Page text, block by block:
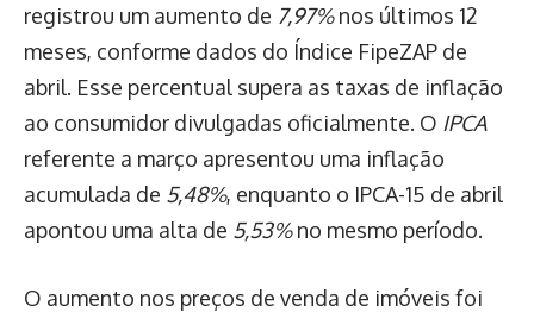
registrou um aumento de 7,97%nos últimos 12
meses, conforme dados do Índice FipeZAP de
abril. Esse percentual supera as taxas de inflação
ao consumidor divulgadas oficialmente. O IPCA
referente a março apresentou uma inflação
acumulada de 5,48%, enquanto o IPCA-15 de abril
apontou uma alta de 5,53%no mesmo período.
O aumento nos preços de venda de imóveis foi